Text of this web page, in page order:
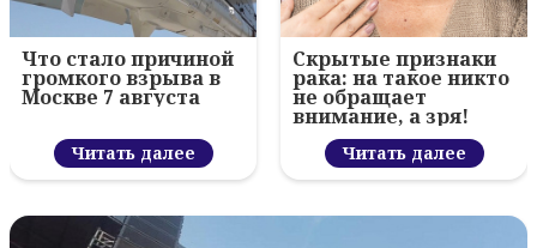
Что стало причиной
громкого взрыва в
Москве 7 августа
Читать далее
Скрытые признаки
рака: на такое никто
не обращает
внимание, а зря!
Читать далее